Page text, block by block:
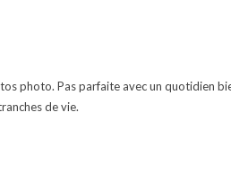
photo. Pas parfaite avec un quotidien
de vie.